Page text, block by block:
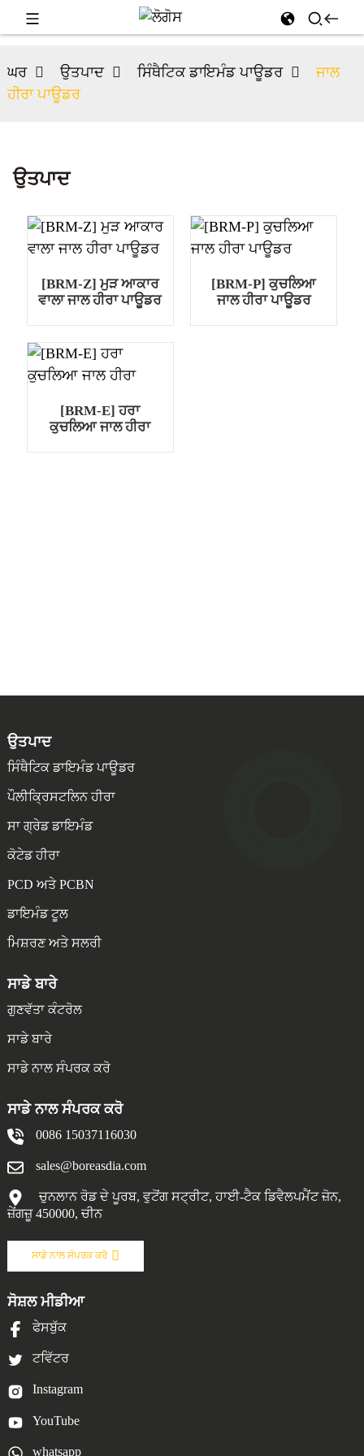
ਘਰ ਉਤਪਾਦ ਸਿੰਥੈਟਿਕ ਡਾਇਮੰਡ ਪਾਊਡਰ
ਜਾਲ
ਹੀਰਾ ਪਾਊਡਰ
ਉਤਪਾਦ
[BRM-Z] ਮੁੜ ਆਕਾਰ
ਵਾਲਾ ਜਾਲ ਹੀਰਾ ਪਾਊਡਰ
[BRM-P] ਕੁਚਲਿਆ
ਜਾਲ ਹੀਰਾ ਪਾਊਡਰ
[BRM-E] ਹਰਾ
ਕੁਚਲਿਆ ਜਾਲ ਹੀਰਾ
ਉਤਪਾਦ
ਸਿੰਥੈਟਿਕ ਡਾਇਮੰਡ ਪਾਊਡਰ
ਪੌਲੀਕ੍ਰਿਸਟਲਿਨ ਹੀਰਾ
ਸਾ ਗ੍ਰੇਡ ਡਾਇਮੰਡ
ਕੋਟੇਡ ਹੀਰਾ
PCD ਅਤੇ PCBN
ਡਾਇਮੰਡ ਟੂਲ
ਮਿਸ਼ਰਣ ਅਤੇ ਸਲਰੀ
ਸਾਡੇ ਬਾਰੇ
ਗੁਣਵੱਤਾ ਕੰਟਰੋਲ
ਸਾਡੇ ਬਾਰੇ
ਸਾਡੇ ਨਾਲ ਸੰਪਰਕ ਕਰੋ
ਸਾਡੇ ਨਾਲ ਸੰਪਰਕ ਕਰੋ
0086 15037116030
sales@boreasdia.com
ਚੁਨਲਾਨ ਰੋਡ ਦੇ ਪੂਰਬ, ਵੁਟੋਂਗ ਸਟ੍ਰੀਟ, ਹਾਈ-ਟੈਕ ਡਿਵੈਲਪਮੈਂਟ ਜ਼ੋਨ,
ਜ਼ੇਂਗਜ਼ੂ 450000, ਚੀਨ
ਸਾਡੇ ਨਾਲ ਸੰਪਰਕ ਕਰੋ
ਸੋਸ਼ਲ ਮੀਡੀਆ
ਫੇਸਬੁੱਕ
ਟਵਿੱਟਰ
Instagram
YouTube
whatsapp